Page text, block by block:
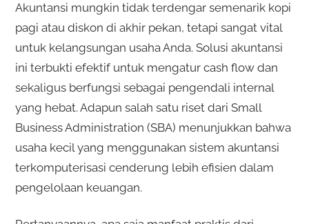
Akuntansi mungkin tidak terdengar semenarik kopi
pagi atau diskon di akhir pekan, tetapi sangat vital
untuk kelangsungan usaha Anda. Solusi akuntansi
ini terbukti efektif untuk mengatur cash flow dan
sekaligus berfungsi sebagai pengendali internal
yang hebat. Adapun salah satu riset dari Small
Business Administration (SBA) menunjukkan bahwa
usaha kecil yang menggunakan sistem akuntansi
terkomputerisasi cenderung lebih efisien dalam
pengelolaan keuangan.